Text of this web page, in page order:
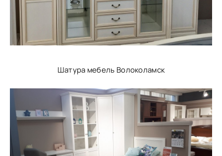
Шатура мебель Волоколамск